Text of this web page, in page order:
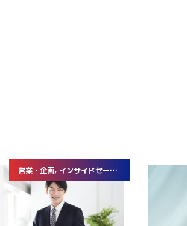
営業・企画, インサイドセールス